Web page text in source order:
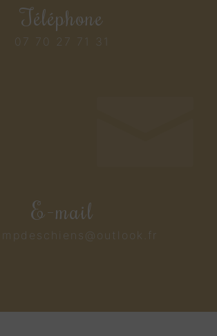
Téléphone
07 70 27 71 31
E-mail